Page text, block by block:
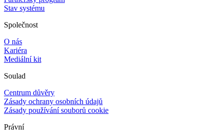
Stav systému
Společnost
O nás
Kariéra
Mediální kit
Soulad
Centrum důvěry
Zásady ochrany osobních údajů
Zásady používání souborů cookie
Právní